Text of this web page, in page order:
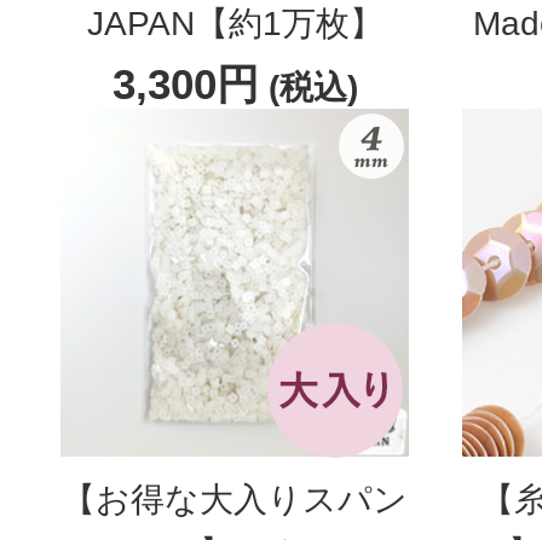
JAPAN【約1万枚】
3,300円 (税込)
【お得な大入りスパン
【